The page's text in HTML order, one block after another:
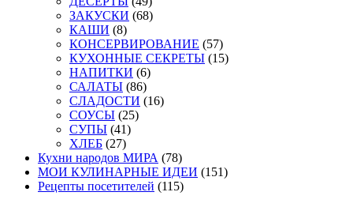
ЗАКУСКИ (68)
КАШИ (8)
КОНСЕРВИРОВАНИЕ (57)
КУХОННЫЕ СЕКРЕТЫ (15)
НАПИТКИ (6)
САЛАТЫ (86)
СЛАДОСТИ (16)
СОУСЫ (25)
СУПЫ (41)
ХЛЕБ (27)
Кухни народов МИРА (78)
МОИ КУЛИНАРНЫЕ ИДЕИ (151)
Рецепты посетителей (115)